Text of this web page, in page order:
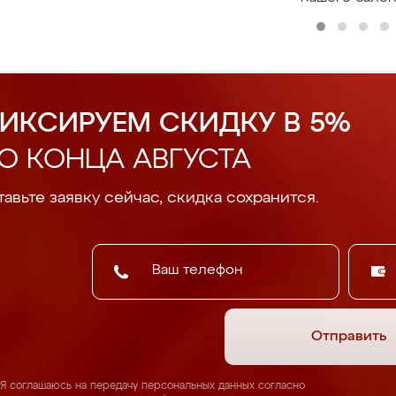
СКИДКУ В 5%
КОНЦА АВГУСТА
заявку сейчас, скидка сохранится.
Отправить
Я соглашаюсь на передачу персональных данных согласно